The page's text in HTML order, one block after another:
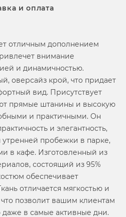
и оплата
отличным дополнением
внимание
и динамичностью.
оверсайз крой, что придает
вид. Присутствует
прямые штанины и высокую
и практичными. Он
и элегантность,
утренней пробежки в парке,
в кафе. Изготовленный из
состоящий из 95%
обеспечивает
отличается мягкостью и
позволит вашим клиентам
даже в самые активные дни.